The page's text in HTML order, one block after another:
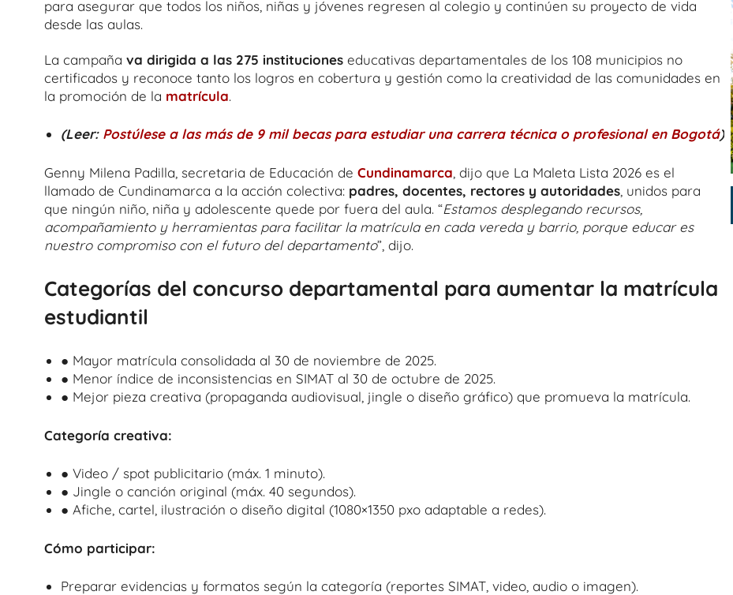
para asegurar que todos los niños, niñas y jóvenes regresen al colegio y continúen su proyecto de vida
desde las aulas.
La campaña va dirigida a las 275 instituciones educativas departamentales de los 108 municipios no
certificados y reconoce tanto los logros en cobertura y gestión como la creatividad de las comunidades en
la promoción de la matrícula.
(Leer: Postúlese a las más de 9 mil becas para estudiar una carrera técnica o profesional en Bogotá)
Genny Milena Padilla, secretaria de Educación de Cundinamarca , dijo que La Maleta Lista 2026 es el
llamado de Cundinamarca a la acción colectiva: padres, docentes, rectores y autoridades , unidos para
que ningún niño, niña y adolescente quede por fuera del aula. “Estamos desplegando recursos,
acompañamiento y herramientas para facilitar la matrícula en cada vereda y barrio, porque educar es
nuestro compromiso con el futuro del departamento”, dijo.
Categorías del concurso departamental para aumentar la matrícula
estudiantil
● Mayor matrícula consolidada al 30 de noviembre de 2025.
● Menor índice de inconsistencias en SIMAT al 30 de octubre de 2025.
● Mejor pieza creativa (propaganda audiovisual, jingle o diseño gráfico) que promueva la matrícula.
Categoría creativa:
● Video / spot publicitario (máx. 1 minuto).
● Jingle o canción original (máx. 40 segundos).
● Afiche, cartel, ilustración o diseño digital (1080×1350 pxo adaptable a redes).
Cómo participar:
Preparar evidencias y formatos según la categoría (reportes SIMAT, video, audio o imagen).